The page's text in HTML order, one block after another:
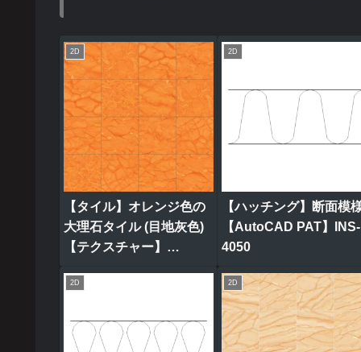
2D
【タイル】オレンジ色の
大理石タイル (目地灰色)
【テクスチャー】
2D
【ハッチング】断面模
【AutoCAD PAT】INS-
4050
2D 2D